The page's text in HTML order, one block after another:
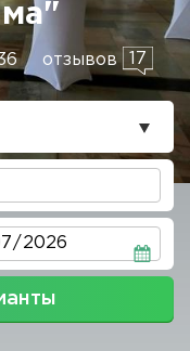
отзывов 17